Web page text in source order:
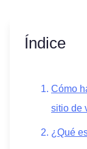
Índice
Cómo
sitio de
¿Qué